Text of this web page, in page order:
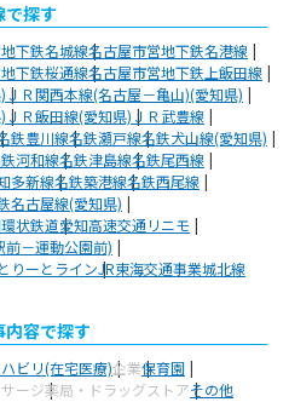
で探す
下鉄名城線名古屋市営地下鉄名港線
下鉄桜通線名古屋市営地下鉄上飯田線
ＪＲ関西本線(名古屋－亀山)(愛知県)
ＪＲ飯田線(愛知県)ＪＲ武豊線
鉄豊川線名鉄瀬戸線名鉄犬山線(愛知県)
河和線名鉄津島線名鉄尾西線
多新線名鉄築港線名鉄西尾線
名古屋線(愛知県)
状鉄道愛知高速交通リニモ
前－運動公園前)
りーとラインJR東海交通事業城北線
容で探す
ビリ(在宅医療)企業保育園
ージ薬局・ドラッグストアその他